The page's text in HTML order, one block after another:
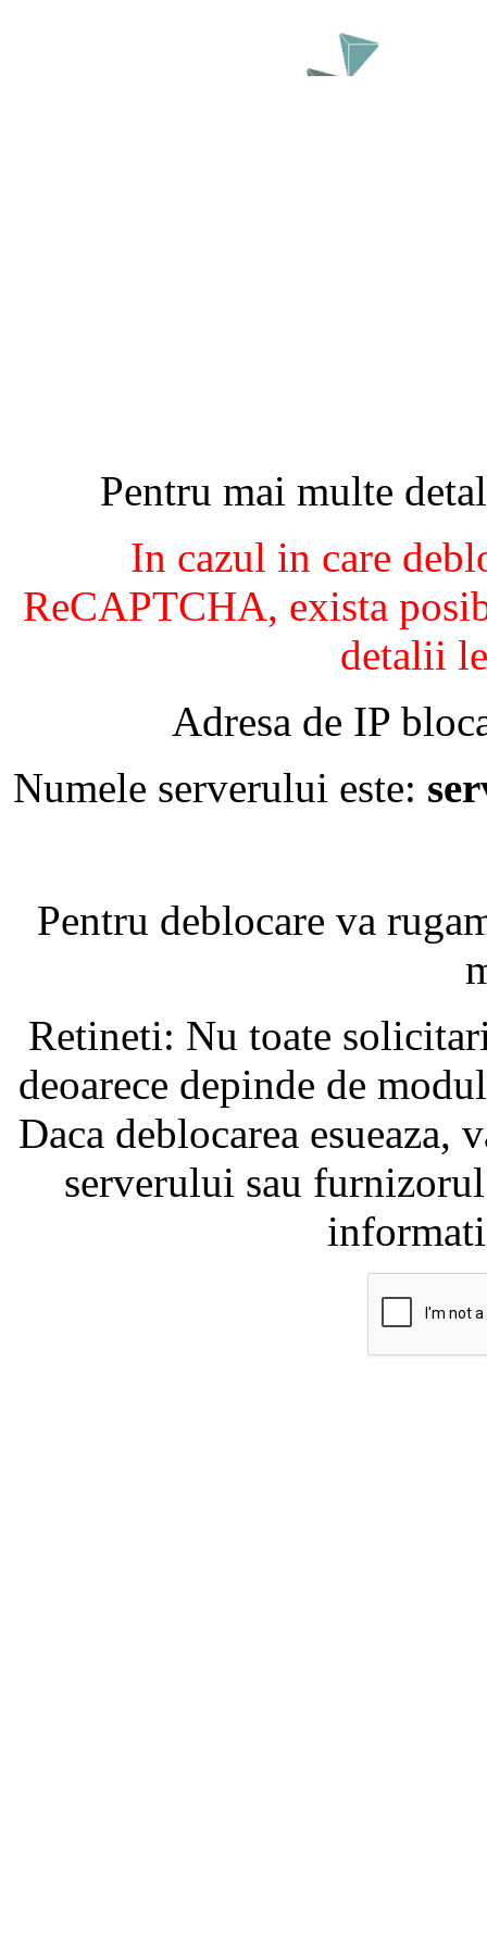
Pentru mai multe
In cazul in care
ReCAPTCHA, exista
detalii
Adresa de IP
Numele serverului este:
Pentru deblocare va
Retineti: Nu toate
deoarece depinde de
Daca deblocarea
serverului sau